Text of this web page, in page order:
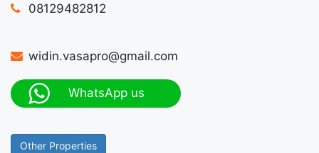
08129482812
widin.vasapro@gmail.com
WhatsApp us
Other Properties